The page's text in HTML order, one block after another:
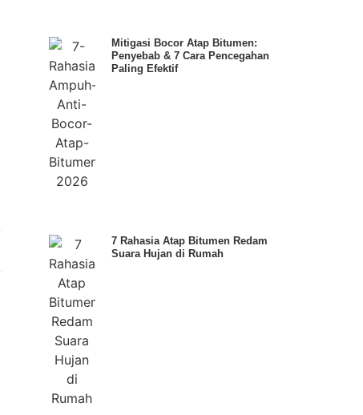
Mitigasi Bocor Atap Bitumen:
Penyebab & 7 Cara Pencegahan
Paling Efektif
7 Rahasia Atap Bitumen Redam
Suara Hujan di Rumah